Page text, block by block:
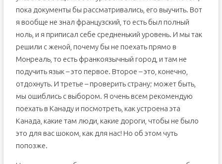
пока документы бы рассматривались, его выучить. Вот
я вообще не знал французский, то есть был полный
ноль, и я приписал себе средненький уровень. И мы так
решили с женой, почему бы не поехать прямо в
Монреаль, то есть франкоязычный город, и там не
подучить язык – это первое. Второе – это, конечно,
отдохнуть. И третье – проверить страну; может быть,
мы ошиблись с выбором. Я очень всем рекомендую
поехать в Канаду и посмотреть, как устроена эта
Канада, какие там люди, какие дороги, чтобы не было
это для вас шоком, как для нас! Но об этом чуть
попозже.